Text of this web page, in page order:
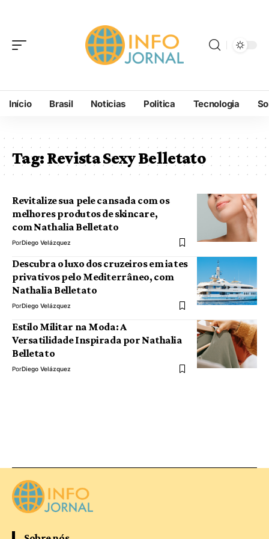
Início Brasil Noticias Politica Tecnologia
Tag:Revista Sexy Belletato
Revitalize sua pele cansada com os
melhores produtos de skincare,
com Nathalia Belletato
PorDiego Velázquez
Descubra o luxo dos cruzeiros em iates
privativos pelo Mediterrâneo, com
Nathalia Belletato
PorDiego Velázquez
Estilo Militar na Moda: A
Versatilidade Inspirada por Nathalia
Belletato
PorDiego Velázquez